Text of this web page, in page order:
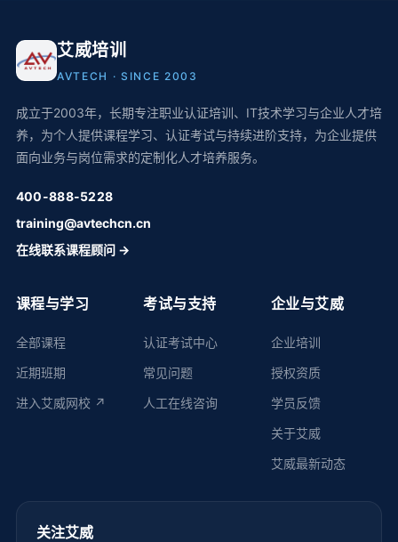
艾威培训
AVTECH · SINCE 2003
成立于2003年，长期专注职业认证培训、IT技术学习与企业人才培
养，为个人提供课程学习、认证考试与持续进阶支持，为企业提供
面向业务与岗位需求的定制化人才培养服务。
400-888-5228
training@avtechcn.cn
在线联系课程顾问 →
课程与学习
全部课程
近期班期
进入艾威网校 ↗
考试与支持
认证考试中心
常见问题
人工在线咨询
企业与艾威
企业培训
授权资质
学员反馈
关于艾威
艾威最新动态
关注艾威